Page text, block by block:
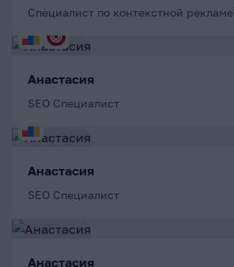
Специалист по контекстной рекламе
Анастасия
SEO Специалист
Анастасия
SEO Специалист
Анастасия